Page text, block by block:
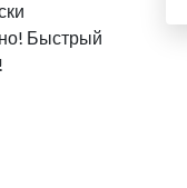
Быстрый